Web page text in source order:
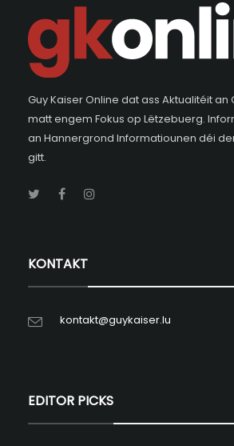
Guy Kaiser Online dat ass Aktualitéit
matt engem Fokus op Lëtzebuerg.
an Hannergrond Informatiounen déi
gitt.
KONTAKT
kontakt@guykaiser.lu
EDITOR PICKS